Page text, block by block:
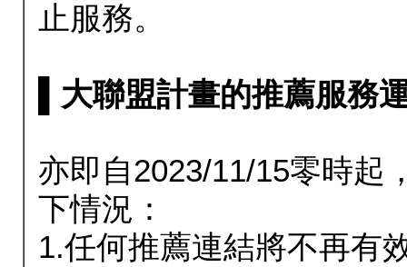
止服務。
▌大聯盟計畫的推薦服務
亦即自2023/11/15零時起
下情況：
1.任何推薦連結將不再有